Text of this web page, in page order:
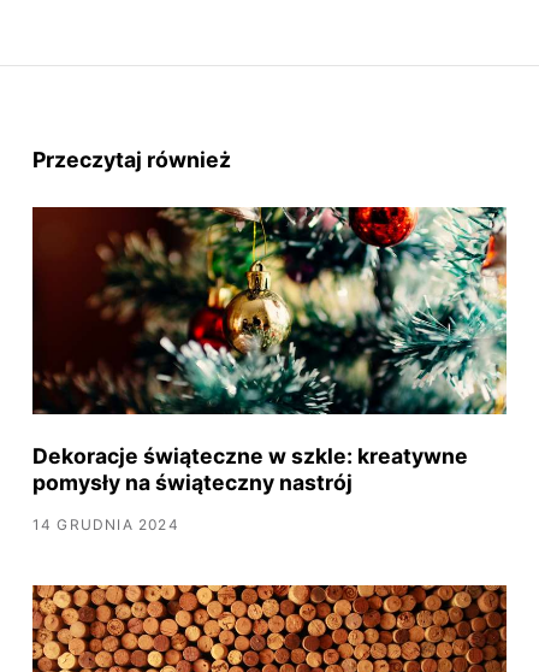
Przeczytaj również
Dekoracje świąteczne w szkle: kreatywne
pomysły na świąteczny nastrój
14 GRUDNIA 2024